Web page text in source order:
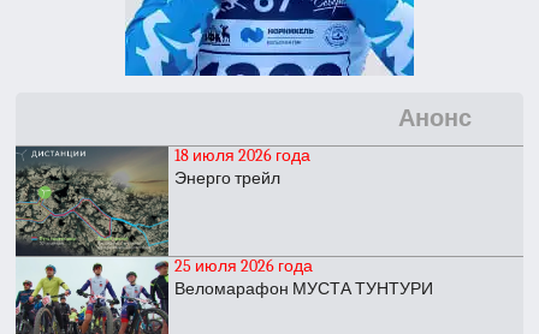
Анонс
18 июля 2026 года
Энерго трейл
25 июля 2026 года
Веломарафон МУСТА ТУНТУРИ